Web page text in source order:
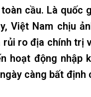
cầu. Là quốc
Việt Nam chịu
ro địa chính trị
hoạt động nhập
càng bất